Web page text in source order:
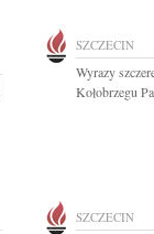
SZCZECIN
Wyrazy
Kołobrzegu
SZCZECIN